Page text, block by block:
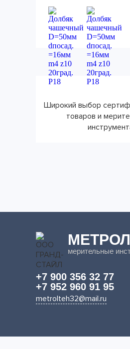
Широкий выбор
товаров и
мерительные
+7 900 356 32 77
+7 952 960 91 95
metrolteh32@mail.ru